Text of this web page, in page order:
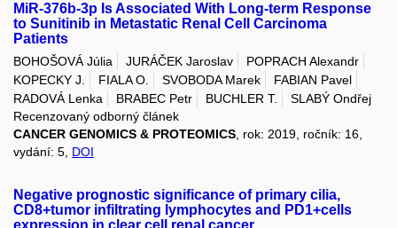
MiR-376b-3p Is Associated With Long-term Response
to Sunitinib in Metastatic Renal Cell Carcinoma
Patients
BOHOŠOVÁ Júlia JURÁČEK Jaroslav
POPRACH Alexandr
KOPECKY J.
FIALA O. SVOBODA Marek
FABIAN Pavel
RADOVÁ Lenka
BRABEC Petr BUCHLER T.
SLABÝ Ondřej
Recenzovaný odborný článek
CANCER GENOMICS & PROTEOMICS , rok: 2019, ročník: 16,
vydání: 5, DOI
Negative prognostic significance of primary cilia,
CD8+tumor infiltrating lymphocytes and PD1+cells
expression in clear cell renal cancer